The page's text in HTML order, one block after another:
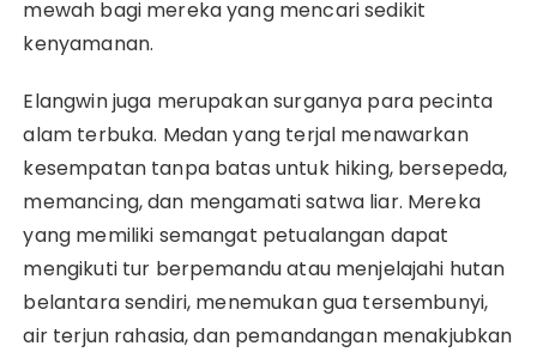
mewah bagi mereka yang mencari sedikit
kenyamanan.
Elangwin juga merupakan surganya para pecinta
alam terbuka. Medan yang terjal menawarkan
kesempatan tanpa batas untuk hiking, bersepeda,
memancing, dan mengamati satwa liar. Mereka
yang memiliki semangat petualangan dapat
mengikuti tur berpemandu atau menjelajahi hutan
belantara sendiri, menemukan gua tersembunyi,
air terjun rahasia, dan pemandangan menakjubkan